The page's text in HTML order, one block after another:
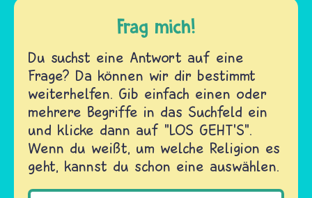
Frag mich!
Du suchst eine Antwort auf eine
Frage? Da können wir dir bestimmt
weiterhelfen. Gib einfach einen oder
mehrere Begriffe in das Suchfeld ein
und klicke dann auf "LOS GEHT'S".
Wenn du weißt, um welche Religion es
geht, kannst du schon eine auswählen.